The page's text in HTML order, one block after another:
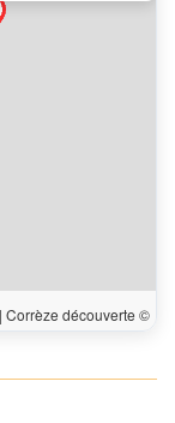
| Corrèze découverte ©